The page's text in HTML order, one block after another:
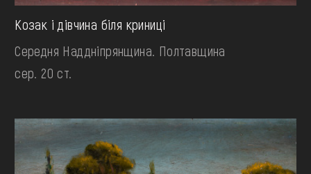
Козак і дівчина біля криниці
Середня Наддніпрянщина. Полтавщина
сер. 20 ст.